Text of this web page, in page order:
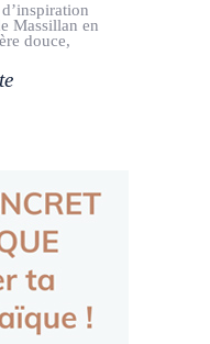
Massillan en
douce,